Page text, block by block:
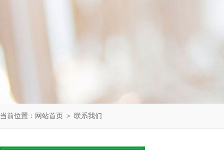
当前位置： 网站首页 ＞ 联系我们